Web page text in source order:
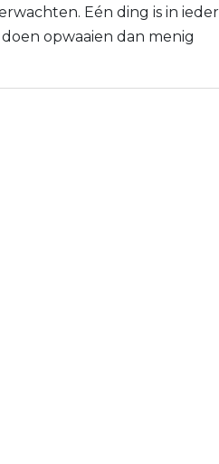
Eén ding is in
opwaaien dan menig